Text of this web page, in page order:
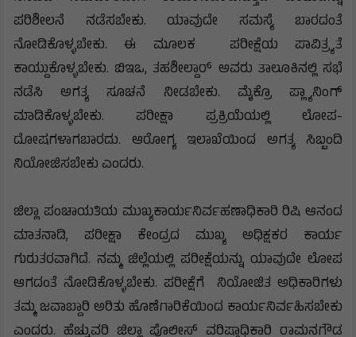
ಸಿಸಿಟಿವಿ ಸಮರ್ಪಕವಾಗಿ ಕಾರ್ಯನಿರ್ವಹಿಸುತ್ತಿದೆ ಎಂಬುದನ್ನು
ಪರಿಶೀಲನೆ ನಡೆಸಬೇಕು. ಯಾವುದೇ ಸಮಸ್ಯೆ ಬಾರದಂತೆ
ನೋಡಿಕೊಳ್ಳಬೇಕು. ಈ ಮೂಲಕ ಪರೀಕ್ಷೆಯ ಪಾವಿತ್ರ‍್ಯತೆ
ಕಾಯ್ದುಕೊಳ್ಳಬೇಕು. ಬಿಇಒ, ತಹಶೀಲ್ದಾರ್ ಅವರು ತಾಲೂಕಿನಲ್ಲಿ ಸಭೆ
ನಡೆಸಿ ಅಗತ್ಯ ಸೂಚನೆ ನೀಡಬೇಕು. ಮೈಕ್ರೊ ಪ್ಲ್ಯಾನಿಂಗ್
ಮಾಡಿಕೊಳ್ಳಬೇಕು. ಪರೀಕ್ಷಾ ಪ್ರಕ್ರಿಯೆಯಲ್ಲಿ ಲೋಪ-
ನಿಯೋಜಿಸಬೇಕು ಎಂದರು.
ಜಿಲ್ಲಾ ಪಂಚಾಯತಿಯ ಮುಖ್ಯಕಾರ್ಯನಿರ್ವಹಣಾಧಿಕಾರಿ ರಿಷಿ ಆನಂದ
ಮಾತನಾಡಿ, ಪರೀಕ್ಷಾ ಕೇಂದ್ರದ ಮುಖ್ಯ ಅಧಿಕ್ಷಕರ ಕಾರ್ಯ
ಗುರುತರವಾಗಿದೆ. ನಮ್ಮ ಜಿಲ್ಲೆಯಲ್ಲಿ ಪರೀಕ್ಷೆಯನ್ನು ಯಾವುದೇ ಲೋಪ
ಆಗದಂತೆ ನೋಡಿಕೊಳ್ಳಬೇಕು. ಪರೀಕ್ಷೆಗೆ ನಿಯೋಜಿತ ಅಧಿಕಾರಿಗಳು